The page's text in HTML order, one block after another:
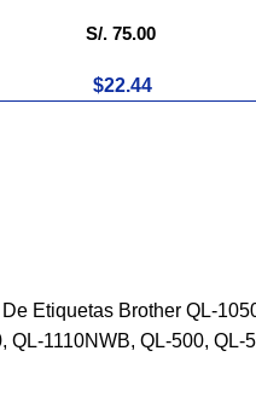
S/.75.00
$22.44
De Etiquetas Brother QL-
QL-1110NWB, QL-500, QL-